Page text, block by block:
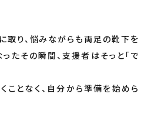
取り、悩みながらも両足の靴下を
たその瞬間、支援者はそっと「で
ことなく、自分から準備を始めら